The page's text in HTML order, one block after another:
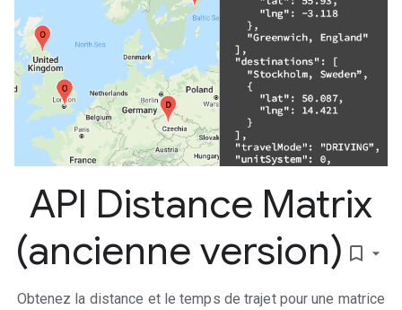
API Distance Matrix
(ancienne version) bookmark_border
Obtenez la distance et le temps de trajet pour une matrice